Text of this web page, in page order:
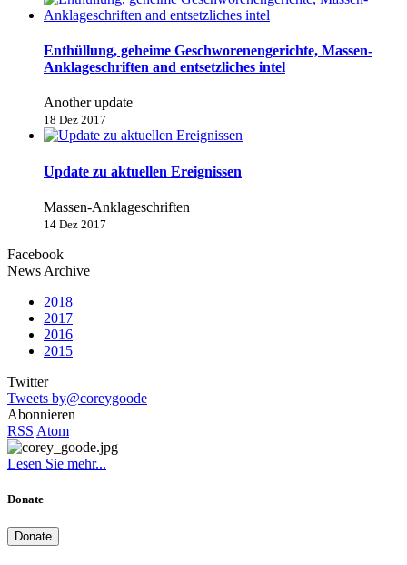
Enthüllung, geheime Geschworenengerichte, Massen-
Anklageschriften and entsetzliches intel
Another update
18 Dez 2017
Update zu aktuellen Ereignissen
Massen-Anklageschriften
14 Dez 2017
Facebook
News Archive
2018
2017
2016
2015
Twitter
Tweets by@coreygoode
Abonnieren
RSS Atom
Lesen Sie mehr...
Donate
Donate